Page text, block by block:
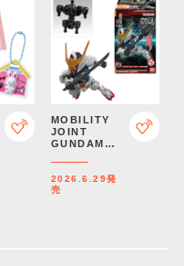
MOBILITY
JOINT
GUNDAM
2026.6.29発
売